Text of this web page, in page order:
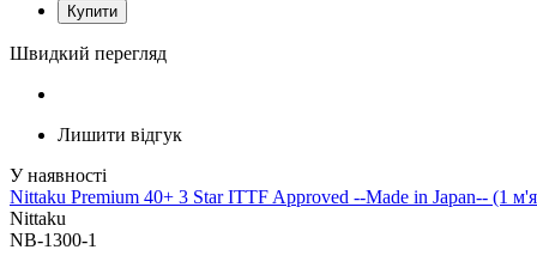
Швидкий перегляд
Лишити відгук
Nittaku Premium 40+ 3 Star ITTF Approved --Made in Japan-- (1
Nittaku
NB-1300-1